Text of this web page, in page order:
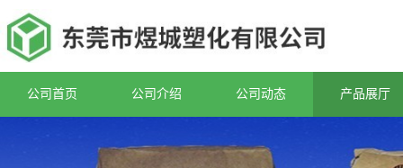
公司首页 公司介绍 公司动态 产品展厅